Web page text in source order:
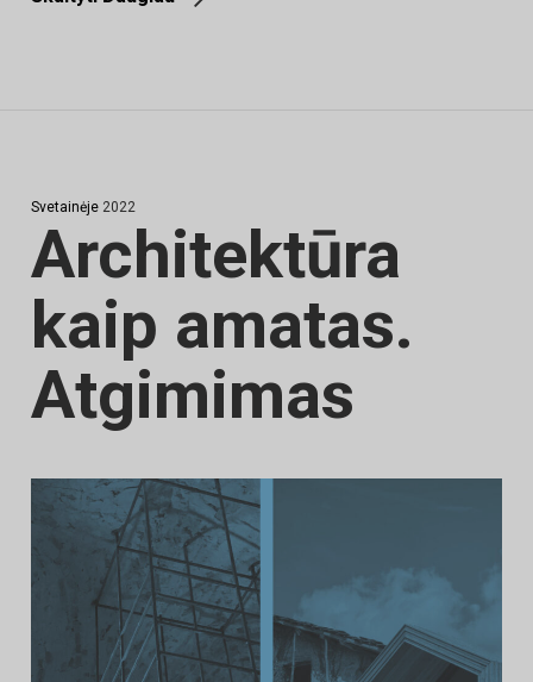
Svetainėje 2022
Architektūra
kaip amatas.
Atgimimas